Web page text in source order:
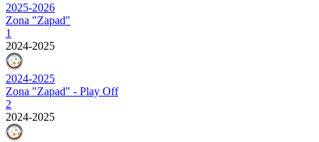
2025-2026
Zona "Zapad"
1
2024-2025
2024-2025
Zona "Zapad" - Play Off
2
2024-2025